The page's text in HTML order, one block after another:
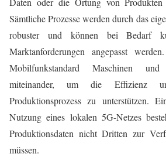
Sämtliche Prozesse werden durch das
robuster und können bei Bedarf
Marktanforderungen angepasst
Mobilfunkstandard Maschinen
miteinander, um die Effizienz
Produktionsprozess zu unterstützen.
Nutzung eines lokalen 5G-Netzes
Produktionsdaten nicht Dritten zur
müssen.